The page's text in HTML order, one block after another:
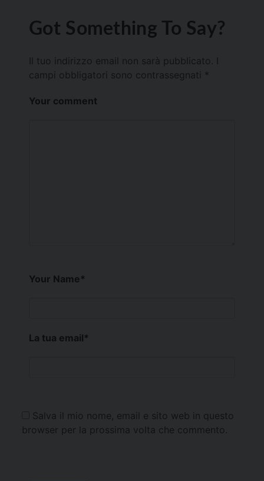
Got Something To Say?
Il tuo indirizzo email non sarà pubblicato.
campi obbligatori sono contrassegnati *
Your comment
Your Name*
La tua email*
Salva il mio nome, email e sito web in questo
browser per la prossima volta che commento.